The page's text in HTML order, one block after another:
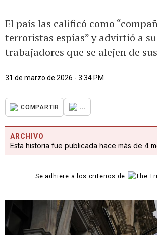
El país las calificó como
terroristas espías” y advirtió a
trabajadores que se alejen de
31 de marzo de 2026 - 3:34 PM
COMPARTIR ...
ARCHIVO
Esta historia fue publicada hace más de 4
Se adhiere a los criterios de